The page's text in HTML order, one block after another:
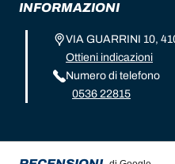
INFORMAZIONI
VIA GUARRINI 10,
Ottieni indicazioni
Numero di telefono
0536 22815